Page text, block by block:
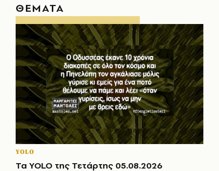
ΘΕΜΑΤΑ
YOLO
Τα YOLO της Τετάρτης 05.08.2026